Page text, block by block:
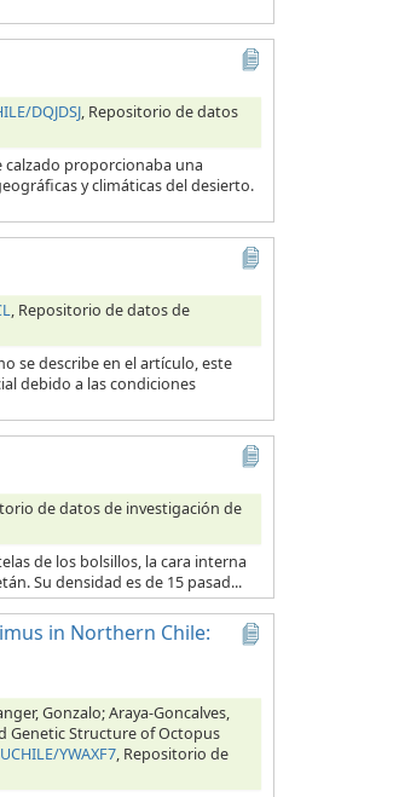
DQJDSJ, Repositorio de datos
calzado proporcionaba una
y climáticas del desierto.
, Repositorio de datos de
se describe en el artículo, este
debido a las condiciones
de datos de investigación de
de los bolsillos, la cara interna
Su densidad es de 15 pasad...
in Northern Chile:
Gonzalo; Araya-Goncalves,
Genetic Structure of Octopus
YWAXF7, Repositorio de